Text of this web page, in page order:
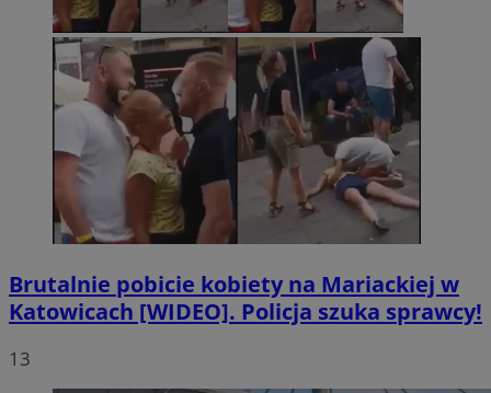
Brutalnie pobicie kobiety na Mariackiej w
Katowicach [WIDEO]. Policja szuka sprawcy!
13